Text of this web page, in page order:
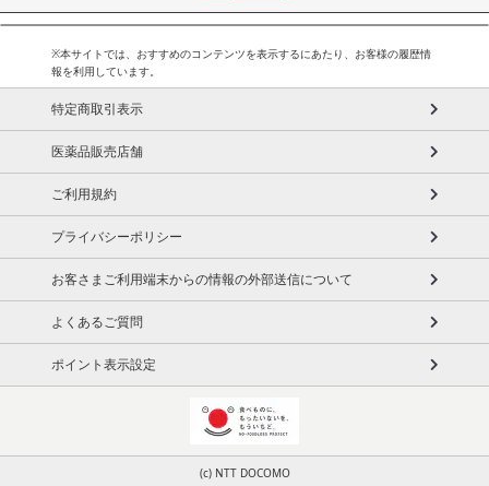
※本サイトでは、おすすめのコンテンツを表示するにあたり、お客様の履歴情
報を利用しています。
特定商取引表示
医薬品販売店舗
ご利用規約
プライバシーポリシー
お客さまご利用端末からの情報の外部送信について
よくあるご質問
ポイント表示設定
(c) NTT DOCOMO